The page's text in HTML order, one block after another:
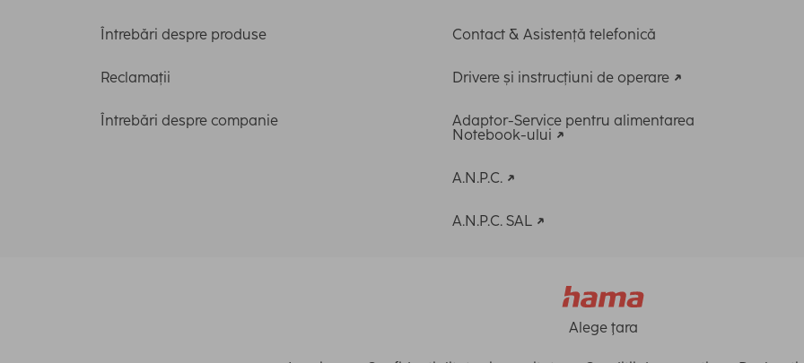
Întrebări despre produse
Reclamații
Întrebări despre companie
Contact & Asistență telefonică
Drivere și instrucțiuni de operare
Adaptor-Service pentru alimentarea
Notebook-ului
A.N.P.C.
A.N.P.C. SAL
Alege ţara